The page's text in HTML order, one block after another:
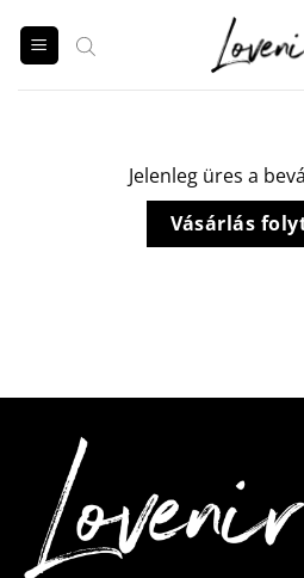
content
Jelenleg üres a
Vásárlás